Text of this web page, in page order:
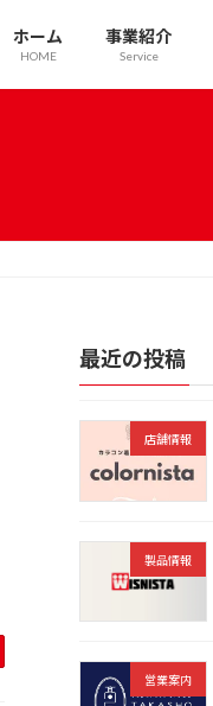
ホーム
HOME
事業紹介
Service
最近の投稿
店舗情報
製品情報
営業案内